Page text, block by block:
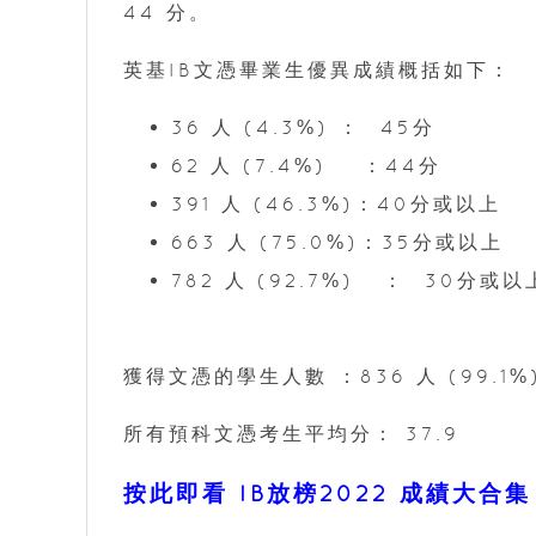
44 分。
英基IB文憑畢業生優異成績概括如下：
36 人 (4.3%) ： 45分
62 人 (7.4%)
：44分
391 人 (46.3%)：40分或以上
663 人 (75.0%)：35分或以上
782 人
獲得文憑的學生人數 ：836 人 (99.1%)
所有預科文憑考生平均分： 37.9
按此即看 IB放榜2022 成績大合集